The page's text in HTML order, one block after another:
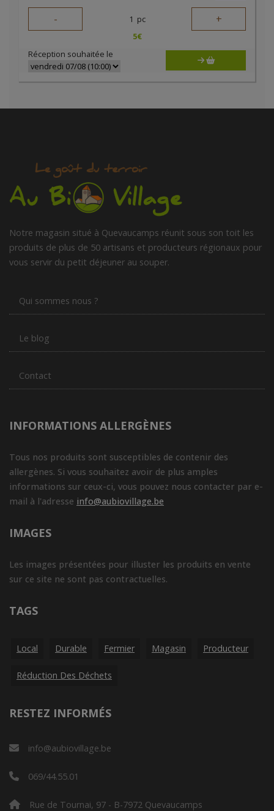
- 1 pc +
5€
Réception souhaitée le
Notre magasin situé à Quevaucamps réunit sous son toit les
produits de plus de 50 artisans et producteurs régionaux pour
vous servir du petit déjeuner au souper.
Qui sommes nous ?
Le blog
Contact
INFORMATIONS ALLERGÈNES
Tous nos produits sont susceptibles de contenir des
allergènes. Si vous souhaitez avoir de plus amples
informations sur ceux-ci, vous pouvez nous contacter par e-
mail à l'adresse info@aubiovillage.be
IMAGES
Les images présentées pour illuster les produits en vente
sur ce site ne sont pas contractuelles.
TAGS
Local Durable Fermier Magasin Producteur
Réduction Des Déchets
RESTEZ INFORMÉS
info@aubiovillage.be
069/44.55.01
Rue de Tournai, 97 - B-7972 Quevaucamps